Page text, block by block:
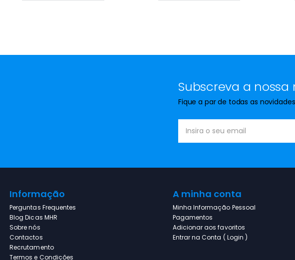
Subscreva a nossa
Fique a par de todas as novidades
Informação
Perguntas Frequentes
Blog Dicas MHR
Sobre nós
Contactos
Recrutamento
Termos e Condições
A minha conta
Minha Informação Pessoal
Pagamentos
Adicionar aos favoritos
Entrar na Conta ( Login )